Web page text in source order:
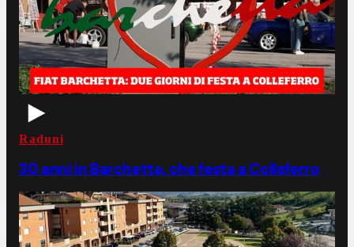
Raduni
30 anni in Barchetta, che festa a Colleferro